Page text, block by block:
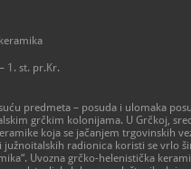
1. st. pr.Kr.
predmeta – posuda i ulomaka
grčkim kolonijama. U Grčkoj,
koja se jačanjem trgovinskih
radionica koristi se vrlo
Uvozna grčko-helenistička